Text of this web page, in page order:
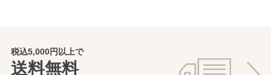
税込5,000円以上で
送料無料